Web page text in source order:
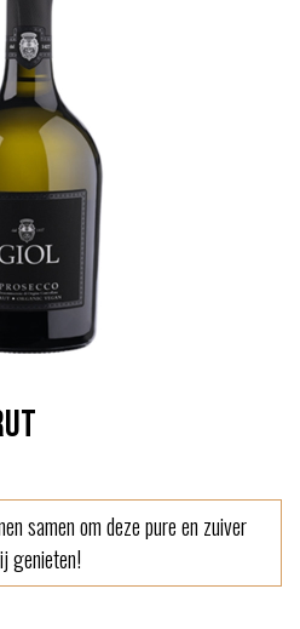
samen om deze pure en zuiver
genieten!